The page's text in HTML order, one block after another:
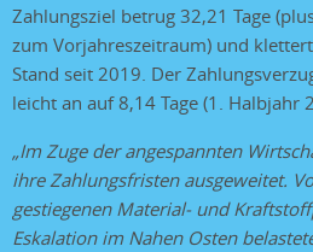
Zahlungsziel betrug 32,21 Tage
zum Vorjahreszeitraum) und
Stand seit 2019. Der
leicht an auf 8,14 Tage (1. Halbjahr
„Im Zuge der angespannten
ihre Zahlungsfristen ausgeweitet.
gestiegenen Material- und
Eskalation im Nahen Osten